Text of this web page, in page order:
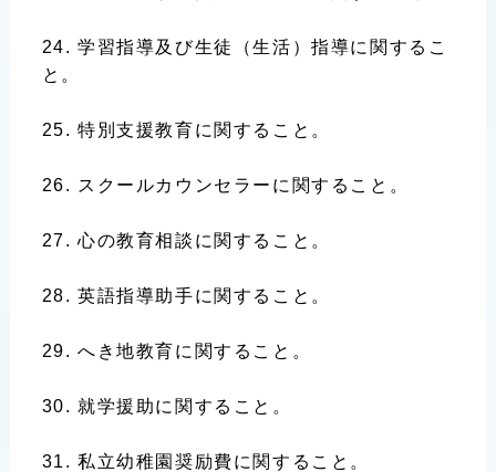
学習指導及び生徒（生活）指導に関するこ
と。
特別支援教育に関すること。
スクールカウンセラーに関すること。
心の教育相談に関すること。
英語指導助手に関すること。
へき地教育に関すること。
就学援助に関すること。
私立幼稚園奨励費に関すること。